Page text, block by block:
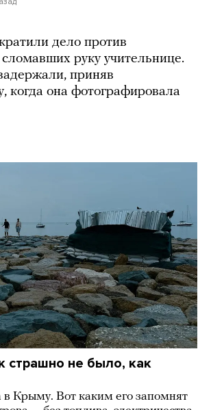
дело против
руку учительнице.
приняв
когда она фотографировала
страшно не было, как
в Крыму. Вот каким его запомнят